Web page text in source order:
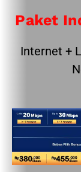
Paket
Internet +